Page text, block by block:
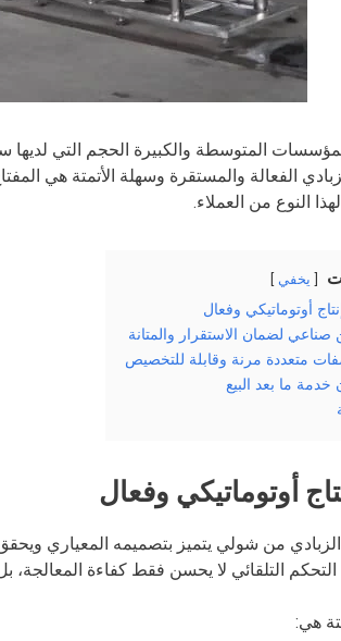
الفعالة والمستقرة وسهلة الأتمتة هي
النوع من العملاء.
يخفي
أوتوماتيكي وفعال
صناعي لضمان الاستقرار والمتانة
متعددة مرنة وقابلة للتخصيص
ما بعد البيع
أوتوماتيكي وفعال
من شولي يتميز بتصميمه المعياري ويحقق
التلقائي لا يحسن فقط كفاءة المعالجة،
هي: